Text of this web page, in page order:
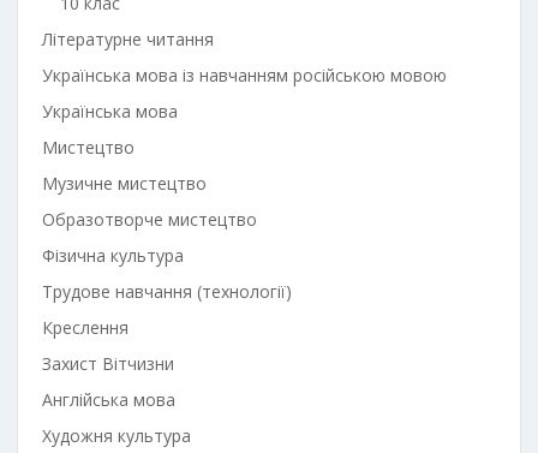
Літературне читання
Українська мова із навчанням російською мовою
Українська мова
Мистецтво
Музичне мистецтво
Образотворче мистецтво
Фізична культура
Трудове навчання (технології)
Креслення
Захист Вітчизни
Англійська мова
Художня культура